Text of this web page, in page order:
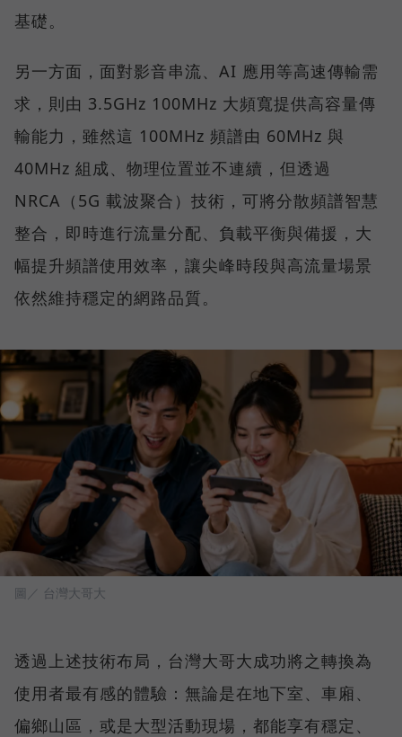
基礎。
另一方面，面對影音串流、AI 應用等高速傳輸需
求，則由 3.5GHz 100MHz 大頻寬提供高容量傳
輸能力，雖然這 100MHz 頻譜由 60MHz 與
40MHz 組成、物理位置並不連續，但透過
NRCA（5G 載波聚合）技術，可將分散頻譜智慧
整合，即時進行流量分配、負載平衡與備援，大
幅提升頻譜使用效率，讓尖峰時段與高流量場景
依然維持穩定的網路品質。
圖／ 台灣大哥大
透過上述技術布局，台灣大哥大成功將之轉換為
使用者最有感的體驗：無論是在地下室、車廂、
偏鄉山區，或是大型活動現場，都能享有穩定、